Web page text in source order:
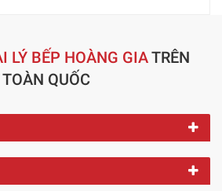
LÝ BẾP HOÀNG GIATRÊN
TOÀN QUỐC